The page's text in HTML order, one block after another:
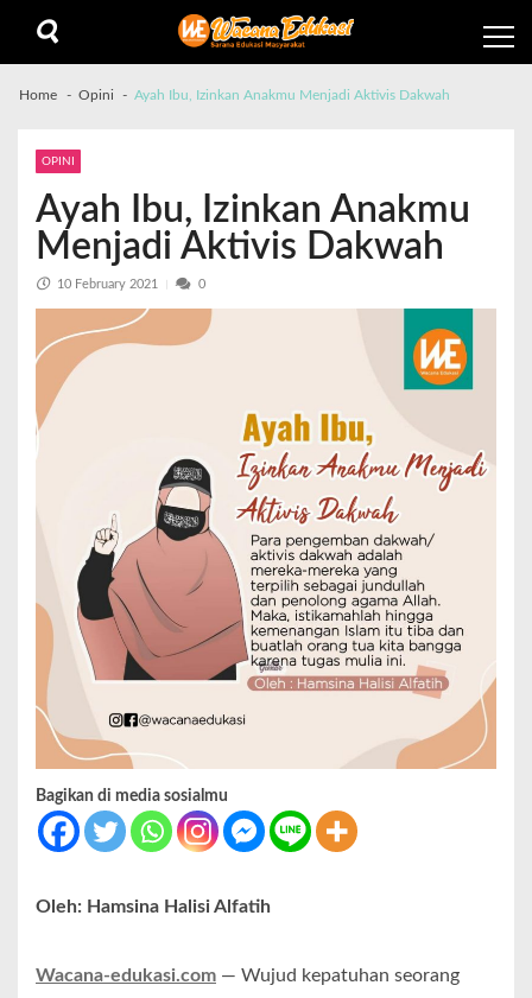
Home Opini Ayah Ibu, Izinkan Anakmu Menjadi Aktivis Dakwah
OPINI
Ayah Ibu, Izinkan Anakmu
Menjadi Aktivis Dakwah
10 February 2021 0
Bagikan di media sosialmu
Oleh: Hamsina Halisi Alfatih
Wacana-edukasi.com — Wujud kepatuhan seorang